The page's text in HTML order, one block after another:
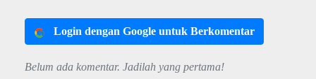
Login dengan Google untuk Berkomentar
Belum ada komentar. Jadilah yang pertama!